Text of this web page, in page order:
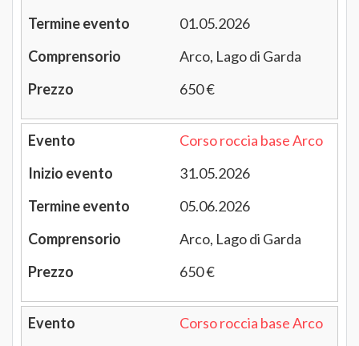
01.05.2026
Arco, Lago di Garda
650 €
Corso roccia base Arco
31.05.2026
05.06.2026
Arco, Lago di Garda
650 €
Corso roccia base Arco